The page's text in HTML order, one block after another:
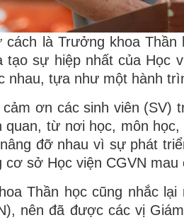
cách là Trưởng khoa
tạo sự hiệp nhất của Học
nhau, tựa như một hành
ơn các sinh viên (SV)
quan, từ nơi học, môn
đỡ nhau vì sự phát
sở Học viện CGVN
Thần học cũng nhắc
nên đã được các vị